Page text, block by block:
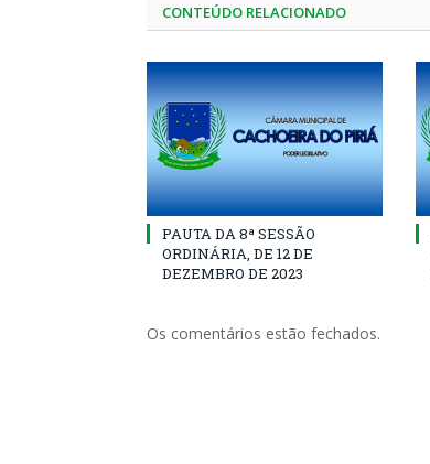
CONTEÚDO RELACIONADO
PAUTA DA 8ª SESSÃO
ORDINÁRIA, DE 12 DE
DEZEMBRO DE 2023
Os comentários estão fechados.